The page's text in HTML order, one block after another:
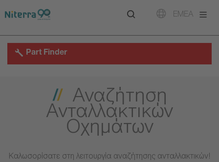
to
to
to
EMEA
Part Finder
Αναζήτηση
Ανταλλακτικών
Οχημάτων
Καλωσορίσατε στη λειτουργία αναζήτησης ανταλλακτικών!